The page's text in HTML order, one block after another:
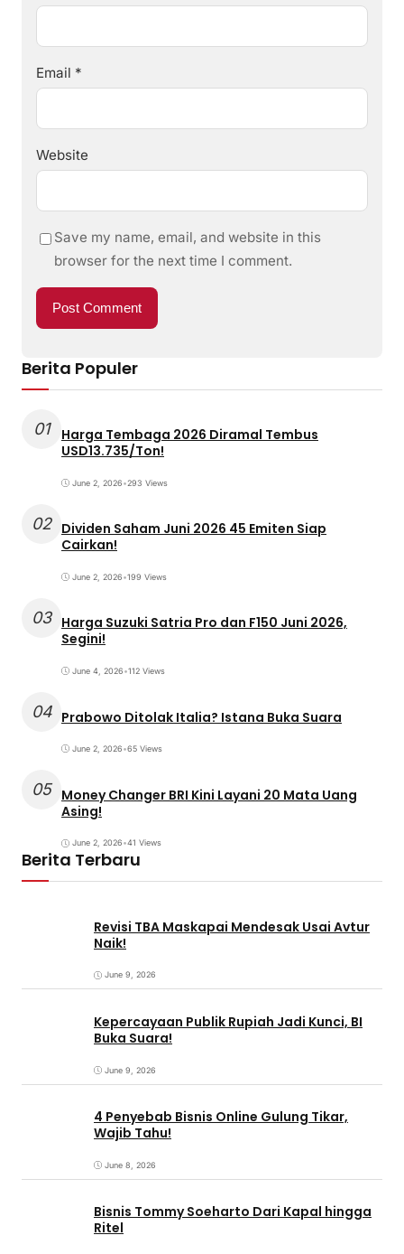
Email *
Website
Save my name, email, and website in this
browser for the next time I comment.
Berita Populer
01
Harga Tembaga 2026 Diramal Tembus
USD13.735/Ton!
June 2, 2026•293 Views
02 Dividen Saham Juni 2026 45 Emiten Siap
Cairkan!
June 2, 2026•199 Views
03 Harga Suzuki Satria Pro dan F150 Juni 2026,
Segini!
June 4, 2026•112 Views
04 Prabowo Ditolak Italia? Istana Buka Suara
June 2, 2026•65 Views
05 Money Changer BRI Kini Layani 20 Mata Uang
Asing!
June 2, 2026•41 Views
Berita Terbaru
Revisi TBA Maskapai Mendesak Usai Avtur
Naik!
June 9, 2026
Kepercayaan Publik Rupiah Jadi Kunci, BI
Buka Suara!
June 9, 2026
4 Penyebab Bisnis Online Gulung Tikar,
Wajib Tahu!
June 8, 2026
Bisnis Tommy Soeharto Dari Kapal hingga
Ritel